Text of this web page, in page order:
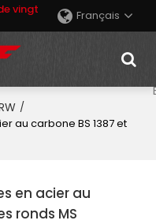
vingt
Français
/
au carbone BS 1387 et
en acier au
ronds MS